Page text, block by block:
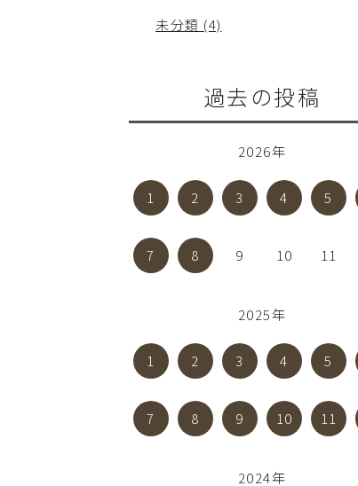
未分類 (4)
過去の投稿
2026年
1 2 3 4 5
7 8 9 10 11
2025年
1 2 3 4 5
7 8 9 10 11
2024年